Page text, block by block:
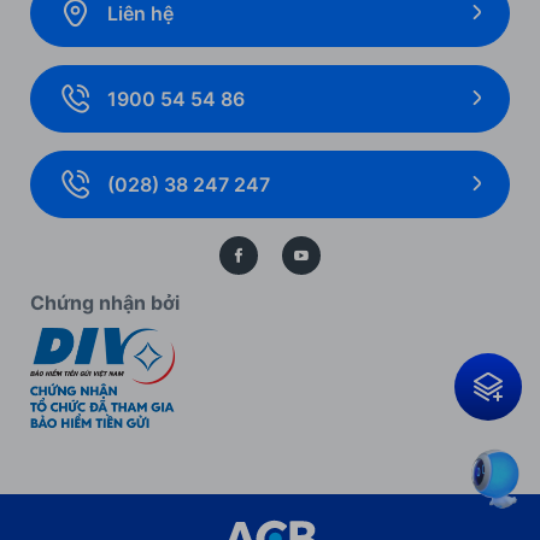
Gói giải pháp
Ngoại hối và Thị trường tài chính
Giải pháp thanh toán
Thẻ doanh nghiệp
Bảo lãnh
Ưu đãi cho Ngân hàng số
Ưu đãi khách hàng doanh nghiệp
Biểu mẫu, biểu phí cá nhân
Biểu mẫu, biểu phí doanh nghiệp
Kiến thức ngân hàng
Bảo vệ dữ liệu cá nhân
Liên hệ
1900 54 54 86
(028) 38 247 247
Chứng nhận bởi